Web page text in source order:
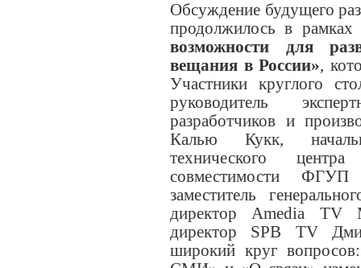
Обсуждение будущего
продолжилось в
возможности для
вещания в России»,
Участники круглого
руководитель
разработчиков и
Калью Кукк,
технического центра
совместимости
заместитель
директор Amedia TV
директор SPB TV
широкий круг